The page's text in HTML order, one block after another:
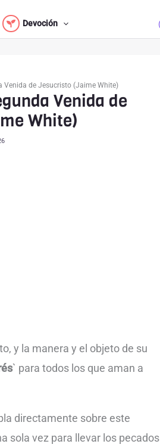
Devoción
Venida de Jesucristo (Jaime White)
Venida de
White)
y la manera y el objeto de su
` para todos los que aman a
directamente sobre este
sola vez para llevar los pecados